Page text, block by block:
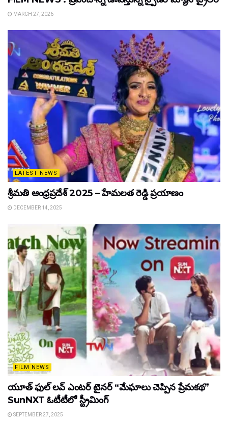
MARCH 27, 2026
LATEST NEWS
శ్రీమతి ఆంధ్రప్రదేశ్ 2025 – హేమలత రెడ్డి ప్రయాణం
DECEMBER 14, 2025
FILM NEWS
యూత్ ఫుల్ లవ్ ఎంటర్ టైనర్ “మేఘాలు చెప్పిన ప్రేమకథ”
SunNXT ఓటీటీలో స్ట్రీమింగ్
SEPTEMBER 27, 2025